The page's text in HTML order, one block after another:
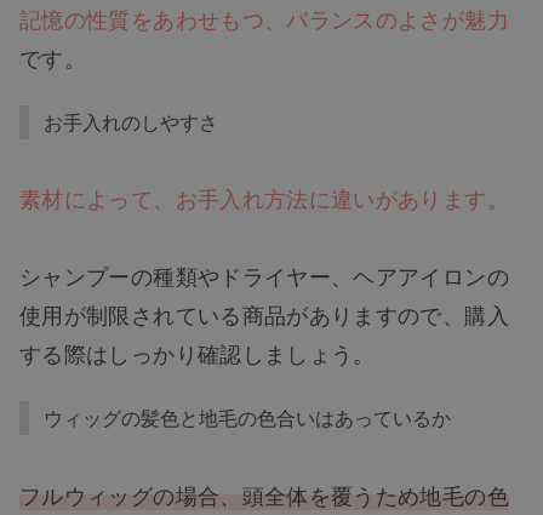
記憶の性質をあわせもつ、バランスのよさが魅力
です。
お手入れのしやすさ
素材によって、お手入れ方法に違いがあります。
シャンプーの種類やドライヤー、ヘアアイロンの
使用が制限されている商品がありますので、購入
する際はしっかり確認しましょう。
ウィッグの髪色と地毛の色合いはあっているか
フルウィッグの場合、頭全体を覆うため地毛の色